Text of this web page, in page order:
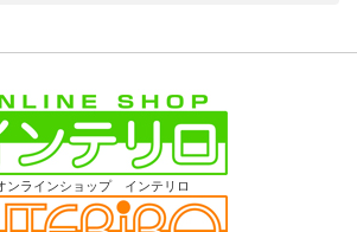
ンラインショップ インテリロ